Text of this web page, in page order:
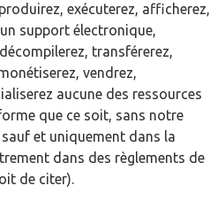
exécuterez, afficherez,
support électronique,
transférerez,
vendrez,
aucune des ressources
que ce soit, sans notre
et uniquement dans la
dans des règlements de
de citer).